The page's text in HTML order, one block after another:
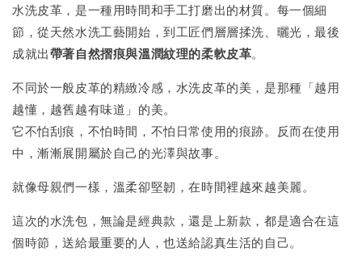
水洗皮革，是一種用時間和手工打磨出的材質。每一個細
節，從天然水洗工藝開始，到工匠們層層揉洗、曬光，最後
成就出帶著自然摺痕與溫潤紋理的柔軟皮革。
不同於一般皮革的精緻冷感，水洗皮革的美，是那種「越用
越懂，越舊越有味道」的美。
它不怕刮痕，不怕時間，不怕日常使用的痕跡。反而在使用
中，漸漸展開屬於自己的光澤與故事。
就像母親們一樣，溫柔卻堅韌，在時間裡越來越美麗。
這次的水洗包，無論是經典款，還是上新款，都是適合在這
個時節，送給最重要的人，也送給認真生活的自己。